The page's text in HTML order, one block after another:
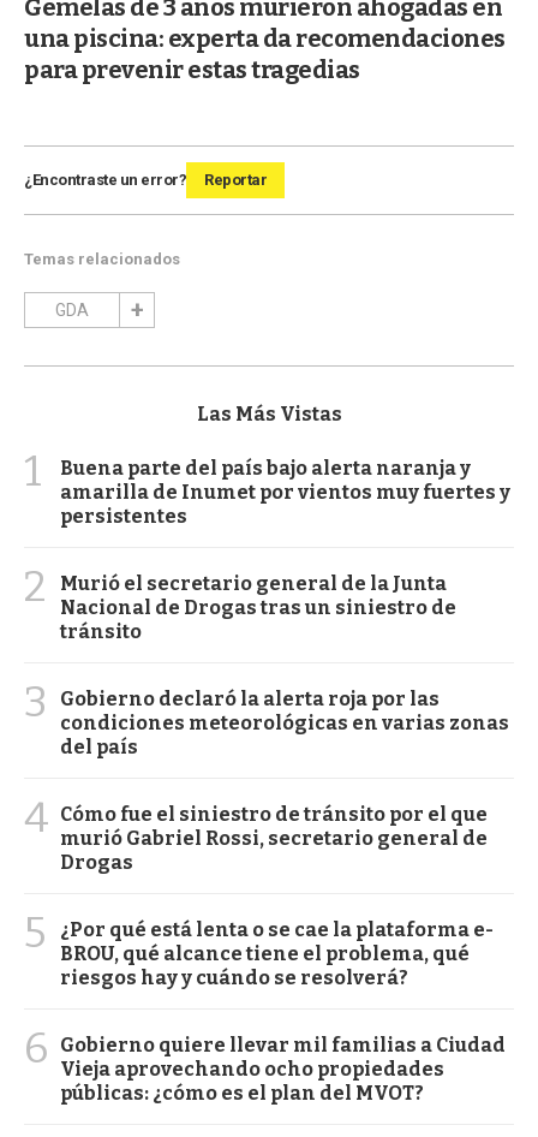
Gemelas de 3 años murieron ahogadas en
una piscina: experta da recomendaciones
para prevenir estas tragedias
¿Encontraste un error? Reportar
Temas relacionados
GDA
Las Más Vistas
1
Buena parte del país bajo alerta naranja y
amarilla de Inumet por vientos muy fuertes y
persistentes
2
Murió el secretario general de la Junta
Nacional de Drogas tras un siniestro de
tránsito
3
Gobierno declaró la alerta roja por las
condiciones meteorológicas en varias zonas
del país
4 Cómo fue el siniestro de tránsito por el que
murió Gabriel Rossi, secretario general de
Drogas
5
¿Por qué está lenta o se cae la plataforma e-
BROU, qué alcance tiene el problema, qué
riesgos hay y cuándo se resolverá?
6
Gobierno quiere llevar mil familias a Ciudad
Vieja aprovechando ocho propiedades
públicas: ¿cómo es el plan del MVOT?